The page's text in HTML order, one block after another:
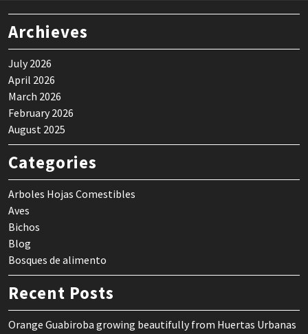
Archieves
July 2026
April 2026
March 2026
February 2026
August 2025
Categories
Arboles Hojas Comestibles
Aves
Bichos
Blog
Bosques de alimento
Recent Posts
Orange Guabiroba growing beautifully from Huertas Urbanas